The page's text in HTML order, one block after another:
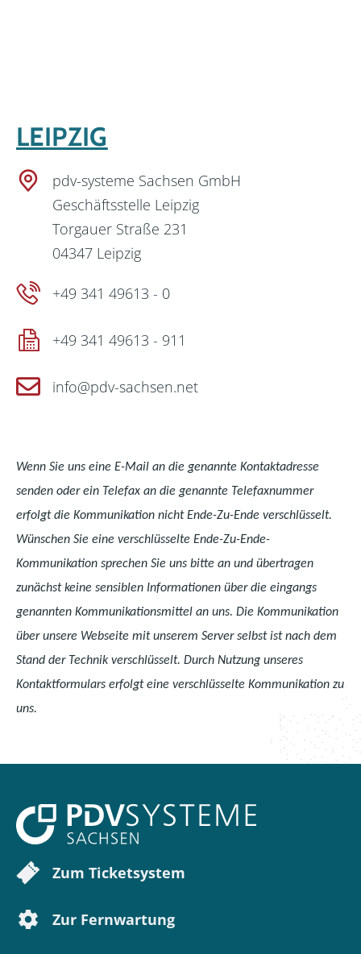
LEIPZIG
pdv-systeme Sachsen GmbH
Geschäftsstelle Leipzig
Torgauer Straße 231
04347 Leipzig
+49 341 49613 - 0
+49 341 49613 - 911
info@pdv-sachsen.net
Wenn Sie uns eine E-Mail an die genannte Kontaktadresse
senden oder ein Telefax an die genannte Telefaxnummer
erfolgt die Kommunikation nicht Ende-Zu-Ende verschlüsselt.
Wünschen Sie eine verschlüsselte Ende-Zu-Ende-
Kommunikation sprechen Sie uns bitte an und übertragen
zunächst keine sensiblen Informationen über die eingangs
genannten Kommunikationsmittel an uns. Die Kommunikation
über unsere Webseite mit unserem Server selbst ist nach dem
Stand der Technik verschlüsselt. Durch Nutzung unseres
Kontaktformulars erfolgt eine verschlüsselte Kommunikation zu
uns.
Zum Ticketsystem
Zur Fernwartung